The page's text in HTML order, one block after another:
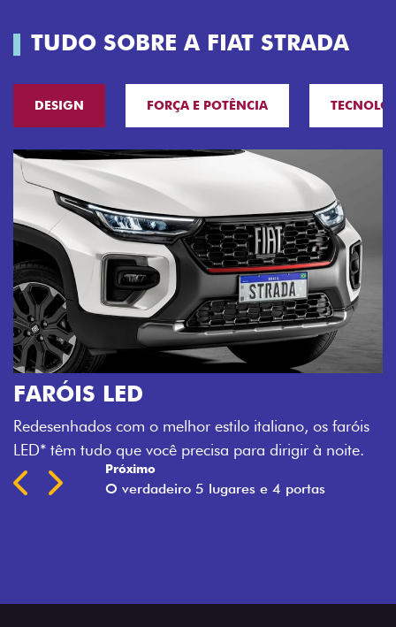
TUDO SOBRE A FIAT STRADA
DESIGN FORÇA E POTÊNCIA